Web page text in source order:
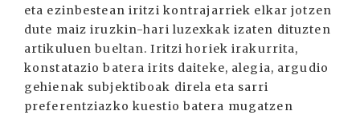
eta ezinbestean iritzi kontrajarriek elkar jotzen
dute maiz iruzkin-hari luzexkak izaten dituzten
artikuluen bueltan. Iritzi horiek irakurrita,
konstatazio batera irits daiteke, alegia, argudio
gehienak subjektiboak direla eta sarri
preferentziazko kuestio batera mugatzen